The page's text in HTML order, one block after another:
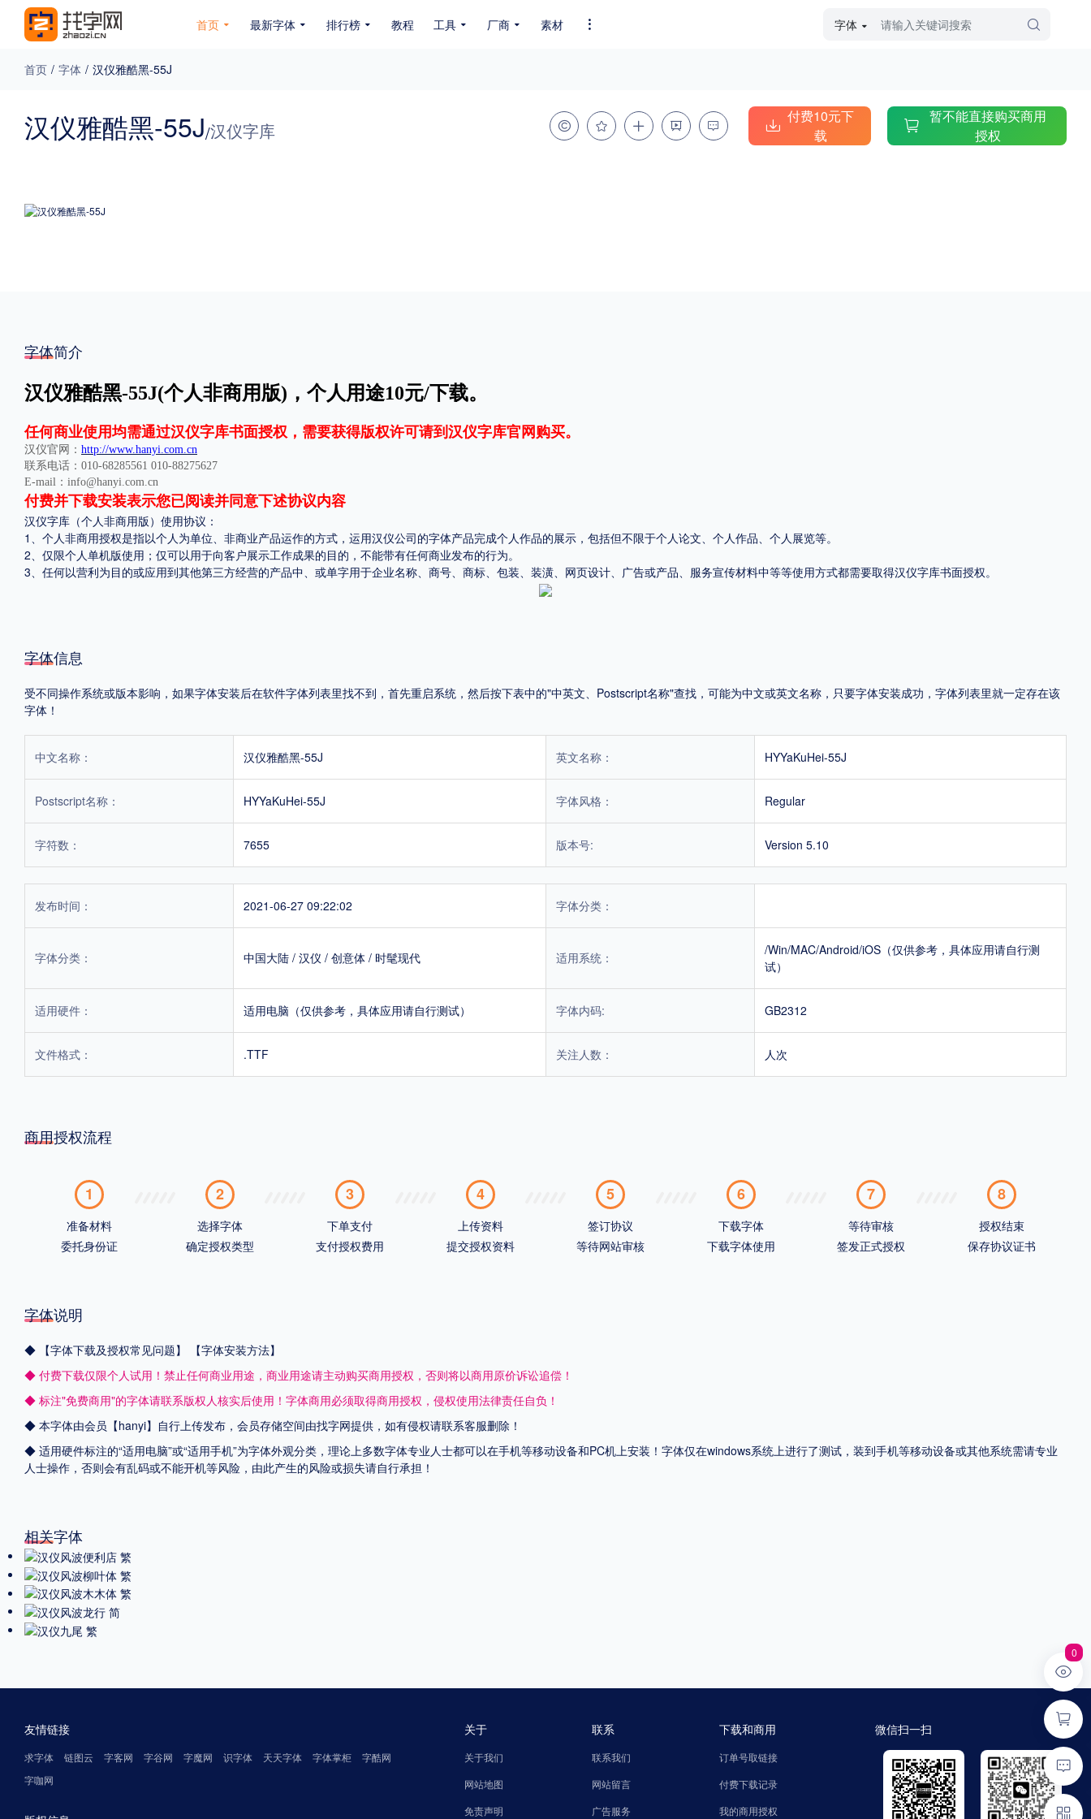
首页 最新字体
免费下载 收费下载 免费商用 无下载 GB18030 BIG5 SHIFT-JIS 硬笔手写 毛笔飞白 粉笔勾绘 个性书体
格式
.TTF .OTF .TTC
平台
适用电脑 适用手机
重要提示：本站提供的字体除标注“免费商用”的字体外，即使显示“免费下载 ”，商业用途也需购买商用授权！不能在线购买的请联系版权方，联系不到版权方不要商用，有侵权风险！
排行榜 教程 工具 厂商 素材 字体
首页 / 字体 / 汉仪雅酷黑-55J
汉仪雅酷黑-55J/汉仪字库
付费10元下
载
暂不能直接购买商用
授权
字体简介
汉仪雅酷黑-55J(个人非商用版)，个人用途10元/下载。
任何商业使用均需通过汉仪字库书面授权，需要获得版权许可请到 汉仪字库官网 购买。
汉仪官网： http://www.hanyi.com.cn
联系电话：010-68285561 010-88275627
E-mail：info@hanyi.com.cn
付费并下载安装表示您已阅读并同意下述协议内容
汉仪字库（个人非商用版）使用协议：
1、个人非商用授权是指以个人为单位、非商业产品运作的方式，运用汉仪公司的字体产品完成个人作品的展示，包括但不限于个人论文、个人作品、个人展览等。
2、仅限个人单机版使用；仅可以用于向客户展示工作成果的目的，不能带有任何商业发布的行为。
3、任何以营利为目的或应用到其他第三方经营的产品中、或单字用于企业名称、商号、商标、包装、装潢、网页设计、广告或产品、服务宣传材料中等等使用方式都需要取得汉仪字库书面授权。
字体信息
受不同操作系统或版本影响，如果字体安装后在软件字体列表里找不到，首先重启系统，然后按下表中的"中英文、Postscript名称"查找，可能为中文或英文名称，只要字体安装成功，字体列表里就一定存在该
字体！
中文名称： 汉仪雅酷黑-55J 英文名称： HYYaKuHei-55J
Postscript名称： HYYaKuHei-55J 字体风格： Regular
字符数： 7655 版本号: Version 5.10
发布时间： 2021-06-27 09:22:02 字体分类：
字体分类： 中国大陆 / 汉仪 / 创意体 / 时髦现代 适用系统：
/Win/MAC/Android/iOS（仅供参考，具体应用请自行测
试）
适用硬件： 适用电脑（仅供参考，具体应用请自行测试） 字体内码: GB2312
文件格式： .TTF 关注人数： 人次
商用授权流程
1
准备材料
委托身份证
2
选择字体
确定授权类型
3
下单支付
支付授权费用
4
上传资料
提交授权资料
5
签订协议
等待网站审核
6
下载字体
下载字体使用
7
等待审核
签发正式授权
8
授权结束
保存协议证书
字体说明
◆ 【字体下载及授权常见问题】
【字体安装方法】
◆ 付费下载仅限个人试用！禁止任何商业用途，商业用途请主动购买商用授权，否则将以商用原价诉讼追偿！
◆ 标注"免费商用"的字体请联系版权人核实后使用！字体商用必须取得商用授权，侵权使用法律责任自负！
◆ 本字体由会员【hanyi】自行上传发布，会员存储空间由找字网提供，如有侵权请联系客服删除！
◆ 适用硬件标注的“适用电脑”或“适用手机”为字体外观分类，理论上多数字体专业人士都可以在手机等移动设备和PC机上安装！字体仅在windows系统上进行了测试，装到手机等移动设备或其他系统需请专业
人士操作，否则会有乱码或不能开机等风险，由此产生的风险或损失请自行承担！
相关字体
友情链接
求字体 链图云 字客网 字谷网 字魔网 识字体 天天字体 字体掌柜
字酷网
字咖网
关于
关于我们
网站地图
免责声明
联系
联系我们
网站留言
广告服务
下载和商用
订单号取链接
付费下载记录
我的商用授权
微信扫一扫
0